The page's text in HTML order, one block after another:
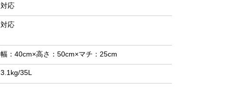
対応
対応
幅：40cm×高さ：50cm×マチ：25cm
3.1kg/35L